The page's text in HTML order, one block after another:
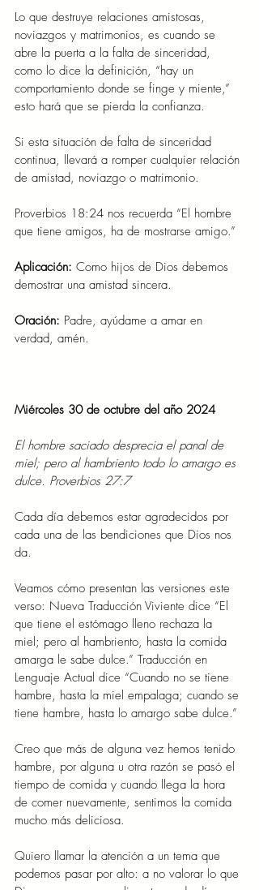
Lo que destruye relaciones amistosas,
noviazgos y matrimonios, es cuando se
abre la puerta a la falta de sinceridad,
como lo dice la definición, “hay un
comportamiento donde se finge y miente,”
esto hará que se pierda la confianza.
Si esta situación de falta de sinceridad
continua, llevará a romper cualquier relación
de amistad, noviazgo o matrimonio.
Proverbios 18:24 nos recuerda “El hombre
que tiene amigos, ha de mostrarse amigo.”
Aplicación: Como hijos de Dios debemos
demostrar una amistad sincera.
Oración: Padre, ayúdame a amar en
verdad, amén.
Miércoles 30 de octubre del año 2024
El hombre saciado desprecia el panal de
miel; pero al hambriento todo lo amargo es
dulce. Proverbios 27:7
Cada día debemos estar agradecidos por
cada una de las bendiciones que Dios nos
da.
Veamos cómo presentan las versiones este
verso: Nueva Traducción Viviente dice “El
que tiene el estómago lleno rechaza la
miel; pero al hambriento, hasta la comida
amarga le sabe dulce.” Traducción en
Lenguaje Actual dice “Cuando no se tiene
hambre, hasta la miel empalaga; cuando se
tiene hambre, hasta lo amargo sabe dulce.”
Creo que más de alguna vez hemos tenido
hambre, por alguna u otra razón se pasó el
tiempo de comida y cuando llega la hora
de comer nuevamente, sentimos la comida
mucho más deliciosa.
Quiero llamar la atención a un tema que
podemos pasar por alto: a no valorar lo que